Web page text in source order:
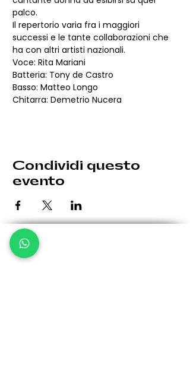
palco.
Il repertorio varia fra i maggiori
successi e le tante collaborazioni che
ha con altri artisti nazionali.
Voce: Rita Mariani
Batteria: Tony de Castro
Basso: Matteo Longo
Chitarra: Demetrio Nucera
Condividi questo
evento